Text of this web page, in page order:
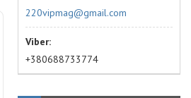
220vipmag@gmail.com
+380688733774